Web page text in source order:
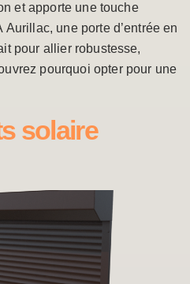
et apporte une touche
une porte d’entrée en
pour allier robustesse,
pourquoi opter pour une
solaire